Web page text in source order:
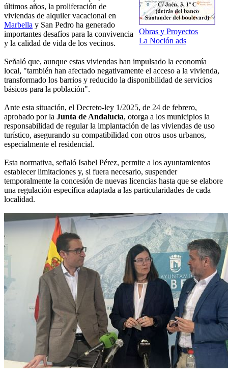
Obras y Proyectos
La Noción ads
últimos años, la proliferación de
viviendas de alquiler vacacional en
Marbella y San Pedro ha generado
importantes desafíos para la convivencia
y la calidad de vida de los vecinos.
Señaló que, aunque estas viviendas han impulsado la economía
local, "también han afectado negativamente el acceso a la vivienda,
transformado los barrios y reducido la disponibilidad de servicios
básicos para la población".
Ante esta situación, el Decreto-ley 1/2025, de 24 de febrero,
aprobado por la Junta de Andalucía, otorga a los municipios la
responsabilidad de regular la implantación de las viviendas de uso
turístico, asegurando su compatibilidad con otros usos urbanos,
especialmente el residencial.
Esta normativa, señaló Isabel Pérez, permite a los ayuntamientos
establecer limitaciones y, si fuera necesario, suspender
temporalmente la concesión de nuevas licencias hasta que se elabore
una regulación específica adaptada a las particularidades de cada
localidad.